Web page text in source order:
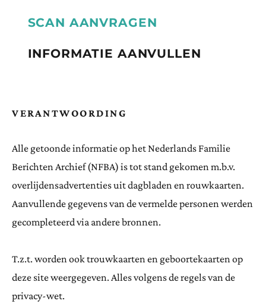
SCAN AANVRAGEN
INFORMATIE AANVULLEN
VERANTWOORDING
Alle getoonde informatie op het Nederlands Familie
Berichten Archief (NFBA) is tot stand gekomen m.b.v.
overlijdensadvertenties uit dagbladen en rouwkaarten.
Aanvullende gegevens van de vermelde personen werden
gecompleteerd via andere bronnen.
T.z.t. worden ook trouwkaarten en geboortekaarten op
deze site weergegeven. Alles volgens de regels van de
privacy-wet.